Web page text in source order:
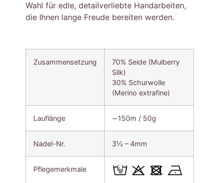
Wahl für edle, detailverliebte Handarbeiten,
die Ihnen lange Freude bereiten werden.
Zusammensetzung
70% Seide (Mulberry
Silk)
30% Schurwolle
(Merino extrafine)
Lauflänge ∼150m / 50g
Nadel-Nr. 3½ – 4mm
Pflegemerkmale